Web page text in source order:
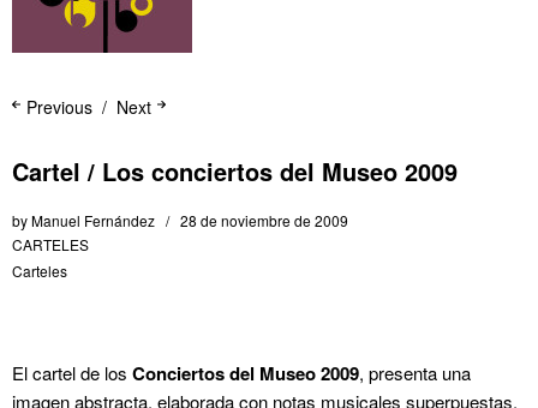
Next
Previous
Cartel / Los conciertos del Museo 2009
byManuel Fernández
28 de noviembre de 2009
CARTELES
Carteles
El cartel de los Conciertos del Museo 2009, presenta una
imagen abstracta, elaborada con notas musicales superpuestas,